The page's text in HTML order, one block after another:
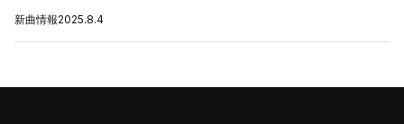
新曲情報2025.8.4